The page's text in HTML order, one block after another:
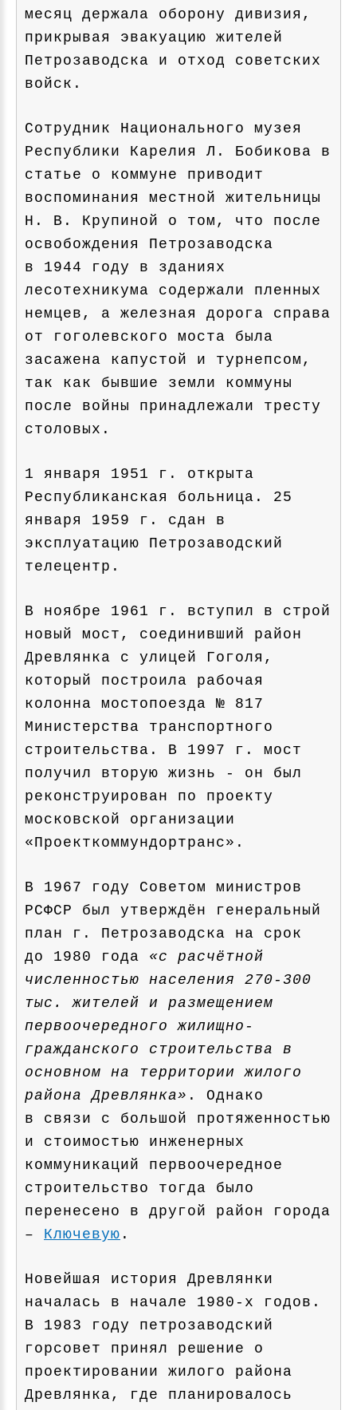
месяц держала оборону дивизия,
прикрывая эвакуацию жителей
Петрозаводска и отход советских
войск.
Сотрудник Национального музея
Республики Карелия Л. Бобикова в
статье о коммуне приводит
воспоминания местной жительницы
Н. В. Крупиной о том, что после
освобождения Петрозаводска
в 1944 году в зданиях
лесотехникума содержали пленных
немцев, а железная дорога справа
от гоголевского моста была
засажена капустой и турнепсом,
так как бывшие земли коммуны
после войны принадлежали тресту
столовых.
1 января 1951 г. открыта
Республиканская больница. 25
января 1959 г. сдан в
эксплуатацию Петрозаводский
телецентр.
В ноябре 1961 г. вступил в строй
новый мост, соединивший район
Древлянка с улицей Гоголя,
который построила рабочая
колонна мостопоезда № 817
Министерства транспортного
строительства. В 1997 г. мост
получил вторую жизнь - он был
реконструирован по проекту
московской организации
«Проекткоммундортранс».
В 1967 году Советом министров
РСФСР был утверждён генеральный
план г. Петрозаводска на срок
до 1980 года «с расчётной
численностью населения 270-300
тыс. жителей и размещением
первоочередного жилищно-
гражданского строительства в
основном на территории жилого
района Древлянка» . Однако
в связи с большой протяженностью
и стоимостью инженерных
коммуникаций первоочередное
строительство тогда было
перенесено в другой район города
– Ключевую .
Новейшая история Древлянки
началась в начале 1980-х годов.
В 1983 году петрозаводский
горсовет принял решение о
проектировании жилого района
Древлянка, где планировалось